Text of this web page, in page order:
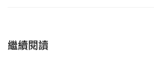
繼續閱讀